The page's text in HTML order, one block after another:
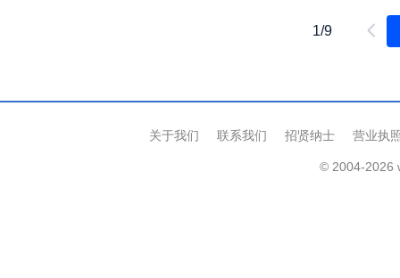
1/9
关于我们 联系我们 招贤纳士 营业执
© 2004-2026